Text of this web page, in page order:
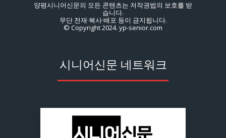
양평시니어신문의 모든 콘텐츠는 저작권법의 보호를 받
습니다.
무단 전재·복사·배포 등이 금지됩니다.
© Copyright 2024. yp-senior.com
시니어신문 네트워크